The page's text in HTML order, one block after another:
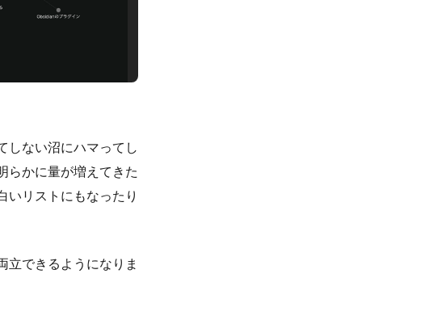
しない沼にハマってし
らかに量が増えてきた
いリストにもなったり
立できるようになりま